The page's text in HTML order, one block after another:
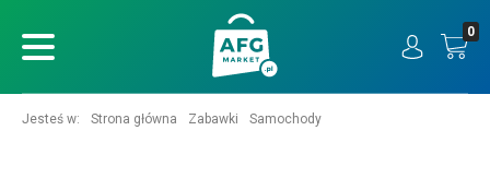
0
Jesteś w: Strona główna Zabawki Samochody